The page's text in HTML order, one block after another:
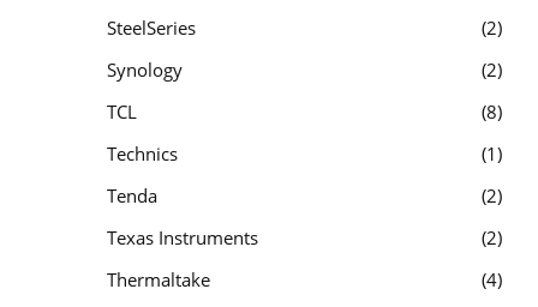
SteelSeries
2
Synology
2
TCL
8
Technics
1
Tenda
2
Texas Instruments
2
Thermaltake
4